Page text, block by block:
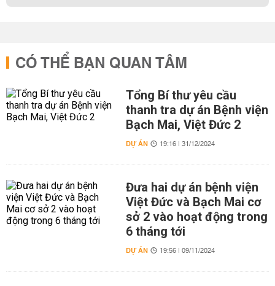
CÓ THỂ BẠN QUAN TÂM
Tổng Bí thư yêu cầu
thanh tra dự án Bệnh viện
Bạch Mai, Việt Đức 2
DỰ ÁN 19:16 | 31/12/2024
Đưa hai dự án bệnh viện
Việt Đức và Bạch Mai cơ
sở 2 vào hoạt động trong
6 tháng tới
DỰ ÁN 19:56 | 09/11/2024